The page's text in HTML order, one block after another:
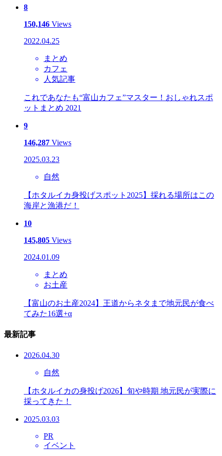
8
150,146 Views
2022.04.25
まとめ
カフェ
人気記事
これであなたも“富山カフェ”マスター！おしゃれスポ
ットまとめ 2021
9
146,287 Views
2025.03.23
自然
【ホタルイカ身投げスポット2025】採れる場所はこの
海岸と漁港だ！
10
145,805 Views
2024.01.09
まとめ
お土産
【富山のお土産2024】王道からネタまで地元民が食べ
てみた16選+α
最新記事
2026.04.30
自然
【ホタルイカの身投げ2026】旬や時期 地元民が実際に
採ってきた！
2025.03.03
PR
イベント